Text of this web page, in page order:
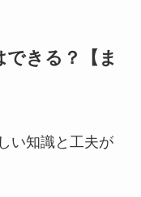
きる？【ま
い知識と工夫が